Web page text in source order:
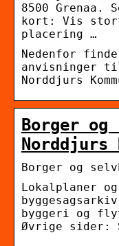
8500 Grenaa.
kort: Vis stort
placering …
Nedenfor
anvisninger
Norddjurs
Borger
Norddjurs
Borger og
Lokalplaner
byggeri og
Øvrige sider: